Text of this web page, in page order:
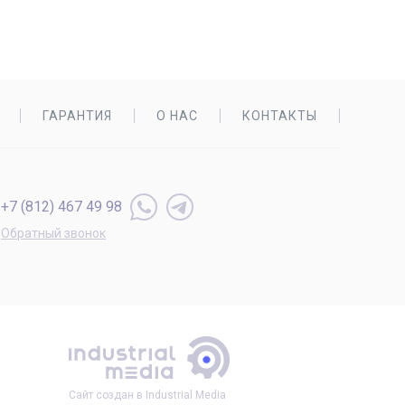
ГАРАНТИЯ О НАС КОНТАКТЫ
+7 (812) 467 49 98
Обратный звонок
Сайт создан в Industrial Media